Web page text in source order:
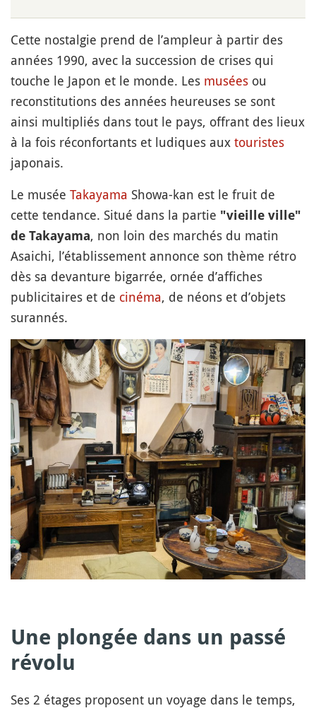
Cette nostalgie prend de l’ampleur à partir des
années 1990, avec la succession de crises qui
touche le Japon et le monde. Les musées ou
reconstitutions des années heureuses se sont
ainsi multipliés dans tout le pays, offrant des lieux
à la fois réconfortants et ludiques aux touristes
japonais.
Le musée Takayama Showa-kan est le fruit de
cette tendance. Situé dans la partie "vieille ville"
de Takayama, non loin des marchés du matin
Asaichi, l’établissement annonce son thème rétro
dès sa devanture bigarrée, ornée d’affiches
publicitaires et de cinéma, de néons et d’objets
surannés.
Une plongée dans un passé
révolu
Ses 2 étages proposent un voyage dans le temps,